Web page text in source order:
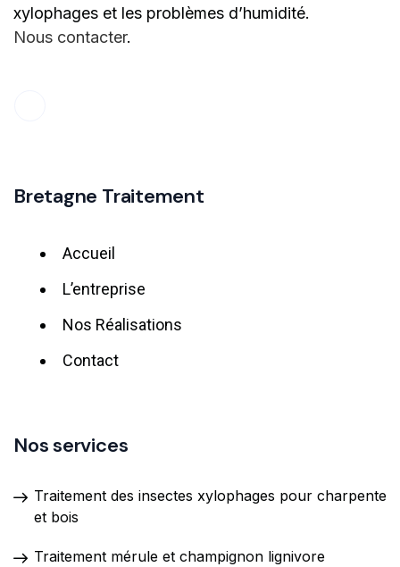
xylophages et les problèmes d’humidité.
Nous contacter.
Bretagne Traitement
Accueil
L’entreprise
Nos Réalisations
Contact
Nos services
Traitement des insectes xylophages pour charpente
et bois
Traitement mérule et champignon lignivore